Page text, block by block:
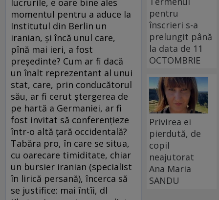
lucrurile, e oare bine ales
momentul pentru a aduce la
Institutul din Berlin un
iranian, şi încă unul care,
pînă mai ieri, a fost
preşedinte? Cum ar fi dacă
un înalt reprezentant al unui
stat, care, prin conducătorul
său, ar fi cerut ştergerea de
pe hartă a Germaniei, ar fi
fost invitat să conferenţieze
într-o altă ţară occidentală?
Tabăra pro, în care se situa,
cu oarecare timiditate, chiar
un bursier iranian (specialist
în lirică persană), încerca să
se justifice: mai întîi, dl
pentru
înscrieri s-a
prelungit până
la data de 11
OCTOMBRIE
Privirea ei
pierdută, de
copil
neajutorat
Ana Maria
SANDU